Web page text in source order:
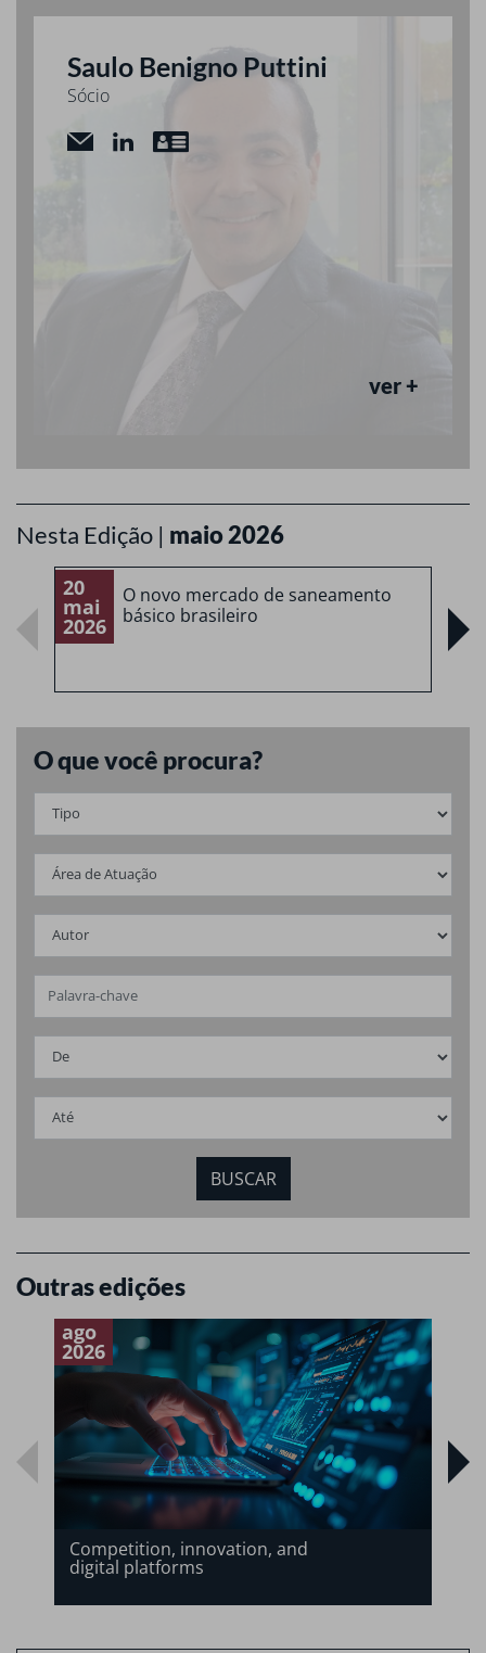
Saulo Benigno Puttini
Sócio
ver +
Nesta Edição | maio 2026
20
mai
2026
O novo mercado de saneamento
básico brasileiro
O que você procura?
Outras edições
ago
2026
Competition, innovation, and
digital platforms